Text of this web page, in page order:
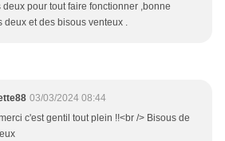
pour tout faire fonctionner ,bonne
deux et des bisous venteux .
03/03/2024 08:44
c'est gentil tout plein !!<br /> Bisous de